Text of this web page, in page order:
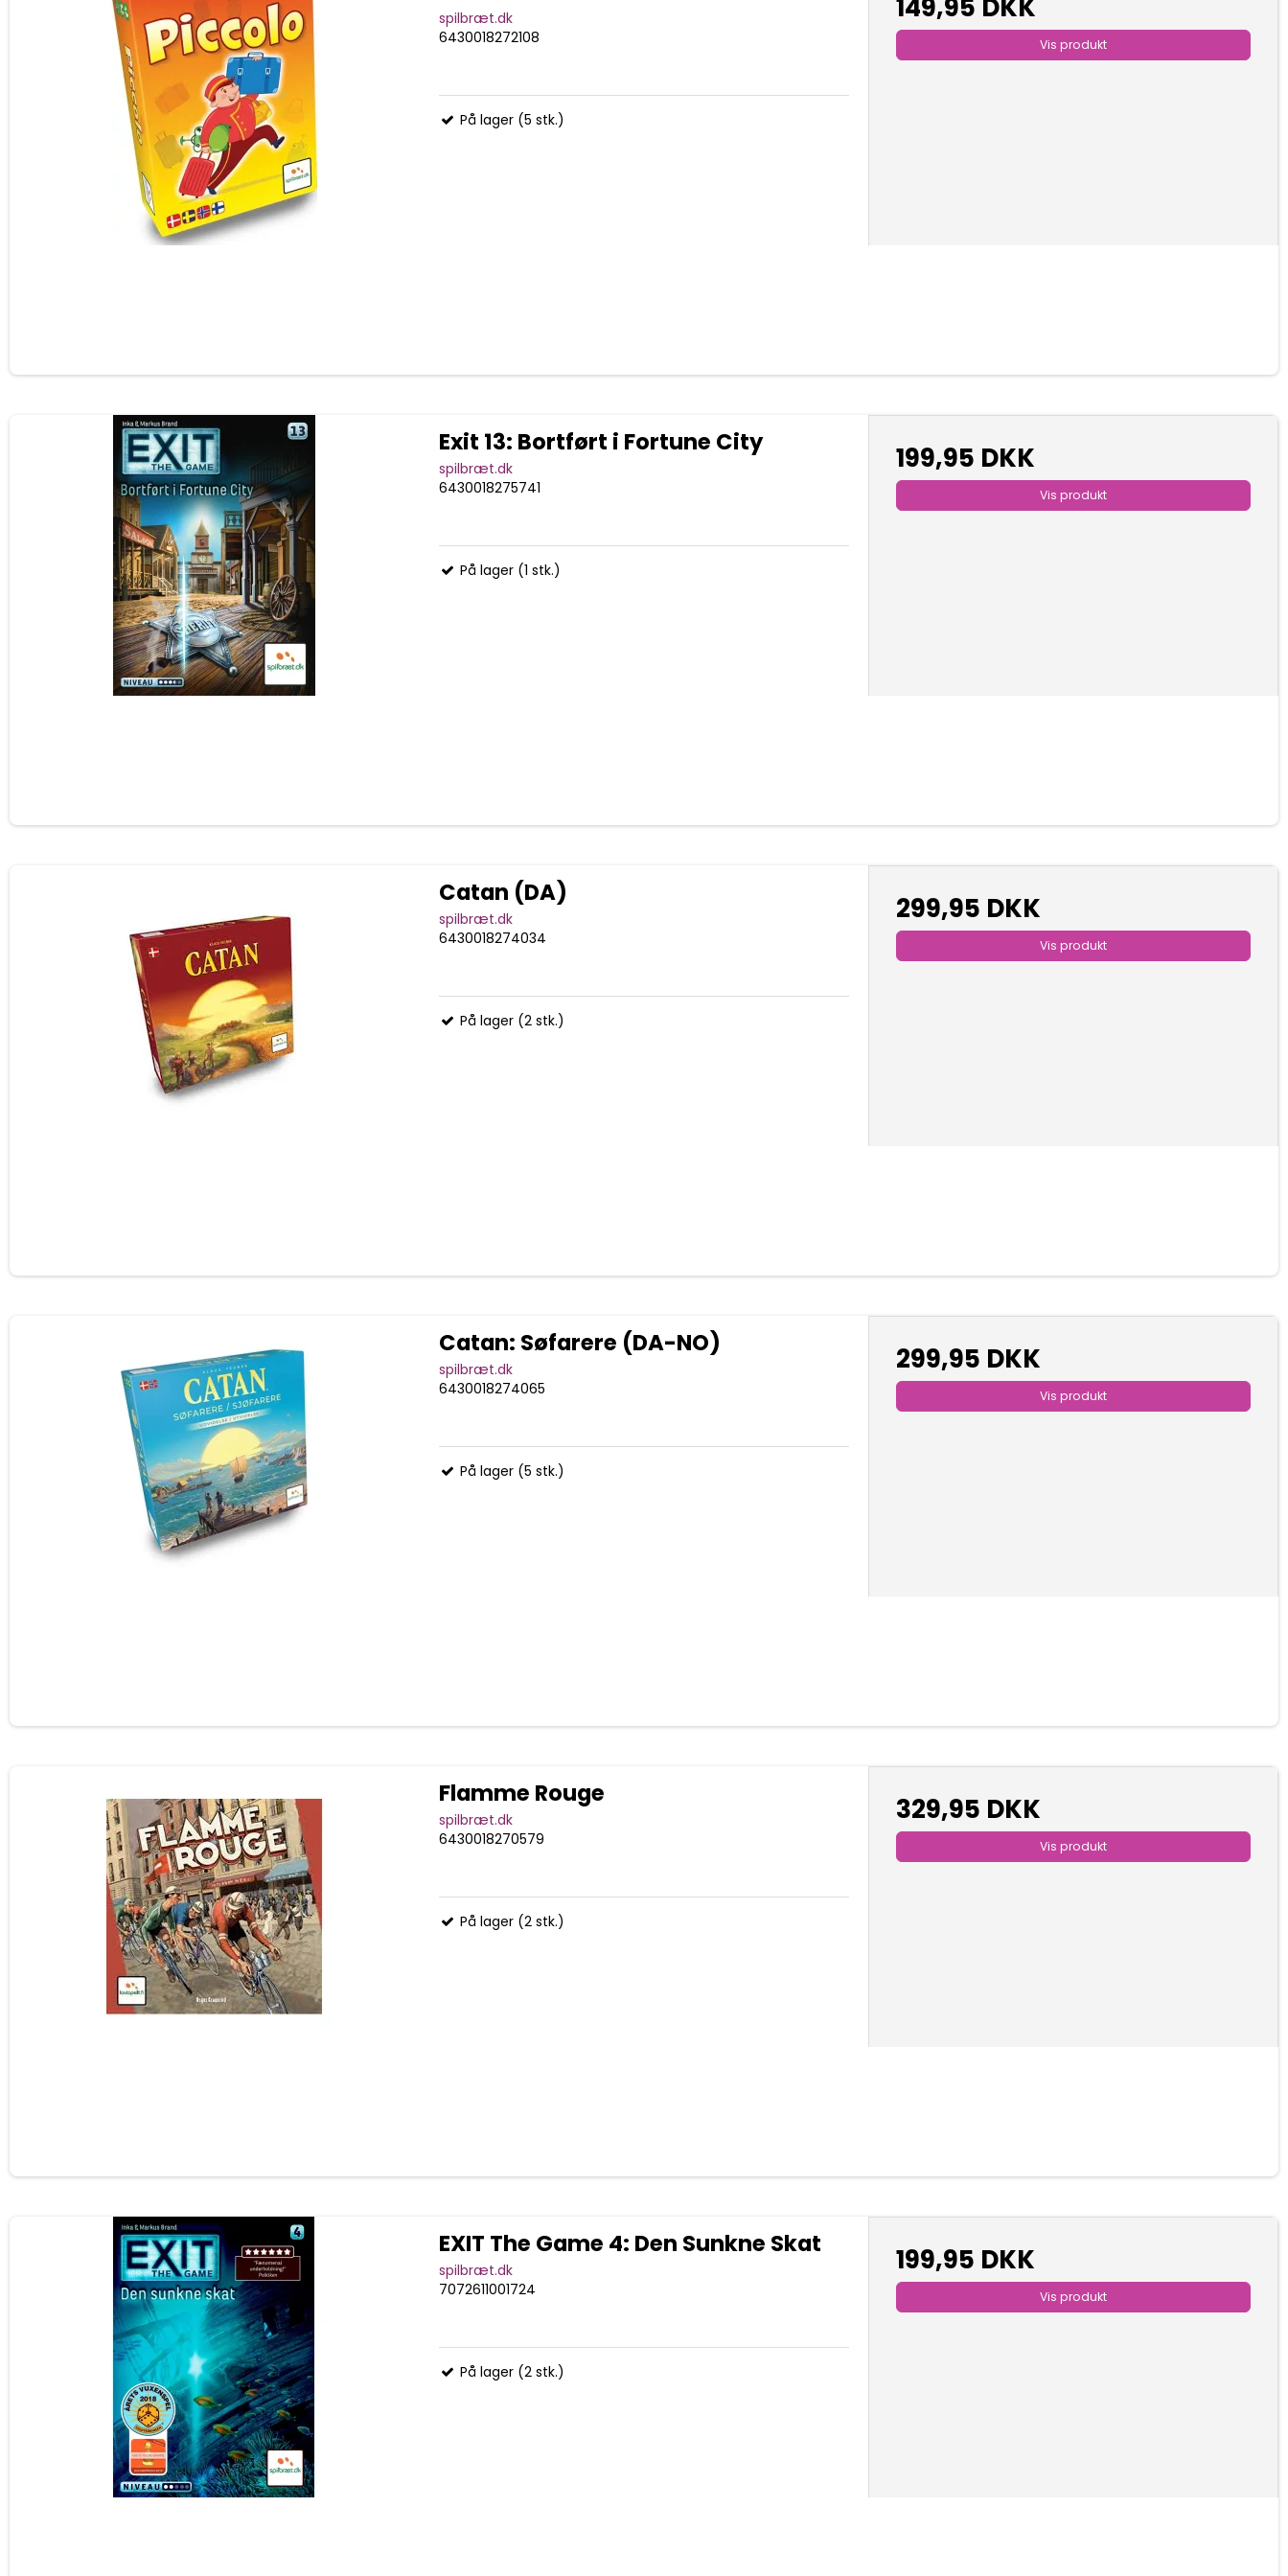
spilbræt.dk
6430018272108
På lager (5 stk.)
149,95 DKK
Vis produkt
Exit 13: Bortført i Fortune City
spilbræt.dk
6430018275741
På lager (1 stk.)
199,95 DKK
Vis produkt
Catan (DA)
spilbræt.dk
6430018274034
På lager (2 stk.)
299,95 DKK
Vis produkt
Catan: Søfarere (DA-NO)
spilbræt.dk
6430018274065
På lager (5 stk.)
299,95 DKK
Vis produkt
Flamme Rouge
spilbræt.dk
6430018270579
På lager (2 stk.)
329,95 DKK
Vis produkt
EXIT The Game 4: Den Sunkne Skat
spilbræt.dk
7072611001724
På lager (2 stk.)
199,95 DKK
Vis produkt